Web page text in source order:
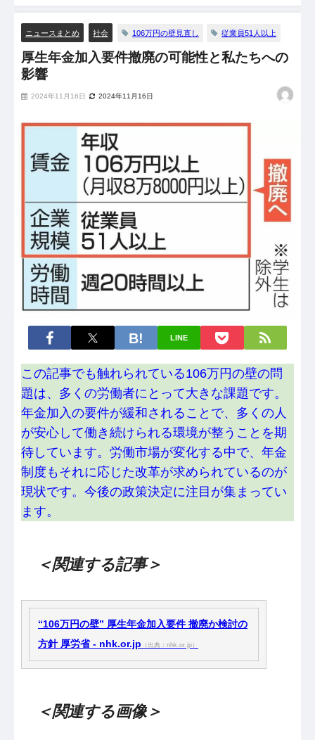
ニュースまとめ 社会 106万円の壁見直し 従業員51人以上
厚生年金加入要件撤廃の可能性と私たちへの
影響
2024年11月16日 2024年11月16日
LINE
この記事でも触れられている106万円の壁の問
題は、多くの労働者にとって大きな課題です。
年金加入の要件が緩和されることで、多くの人
が安心して働き続けられる環境が整うことを期
待しています。労働市場が変化する中で、年金
制度もそれに応じた改革が求められているのが
現状です。今後の政策決定に注目が集まってい
ます。
＜関連する記事＞
“106万円の壁” 厚生年金加入要件 撤廃か検討の
方針 厚労省 - nhk.or.jp （出典：nhk.or.jp）
＜関連する画像＞